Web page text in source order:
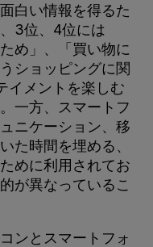
白い情報を得るた
3位、4位には
め」、「買い物に
ショッピングに関
イメントを楽しむ
一方、スマートフ
ニケーション、移
た時間を埋める、
めに利用されてお
が異なっているこ
ンとスマートフォ